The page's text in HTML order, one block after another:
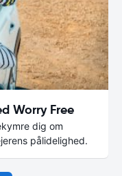
Worry Free
dig om
pålidelighed.